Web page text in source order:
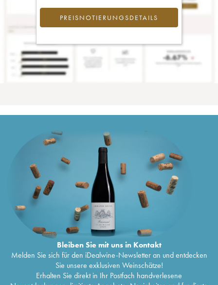
PREISNOTIERUNGSDETAILS
Bleiben Sie mit uns in Kontakt
Melden Sie sich für den iDealwine-Newsletter an und entdecken
Sie unsere exklusiven Weinschätze!
Erhalten Sie direkt in Ihr Postfach handverlesene